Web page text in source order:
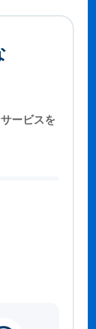
ービスを